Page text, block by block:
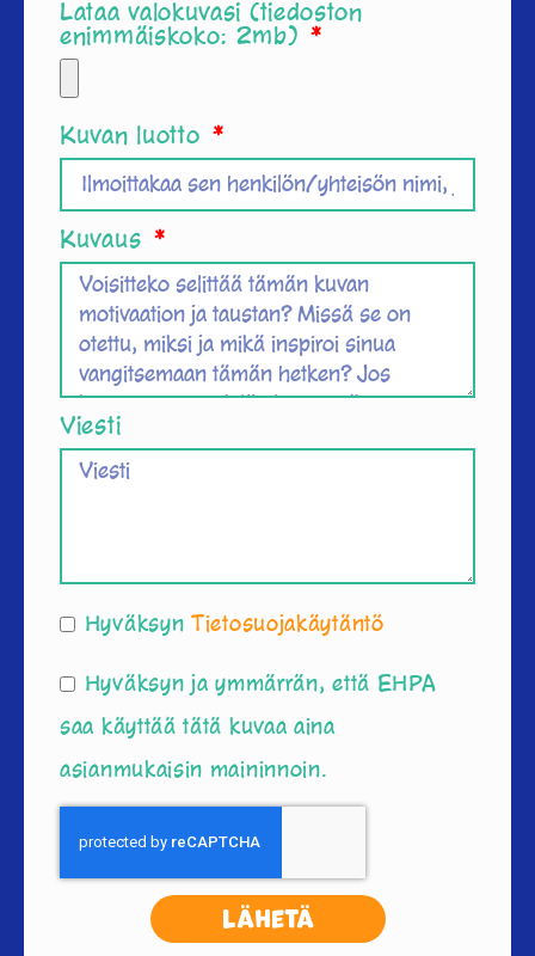
Lataa valokuvasi (tiedoston
enimmäiskoko: 2mb)
Kuvan luotto
Kuvaus
Viesti
HyväksynTietosuojakäytäntö
Hyväksyn ja ymmärrän, että EHPA
saa käyttää tätä kuvaa aina
asianmukaisin maininnoin.
Lähetä